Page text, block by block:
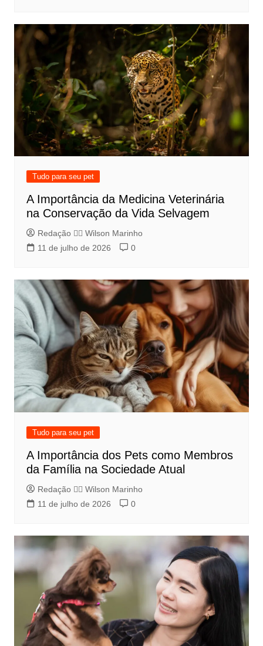
Tudo para seu pet
A Importância da Medicina Veterinária
na Conservação da Vida Selvagem
Redação 👨‍⚖️​ Wilson Marinho
11 de julho de 2026
0
Tudo para seu pet
A Importância dos Pets como Membros
da Família na Sociedade Atual
Redação 👨‍⚖️​ Wilson Marinho
11 de julho de 2026
0